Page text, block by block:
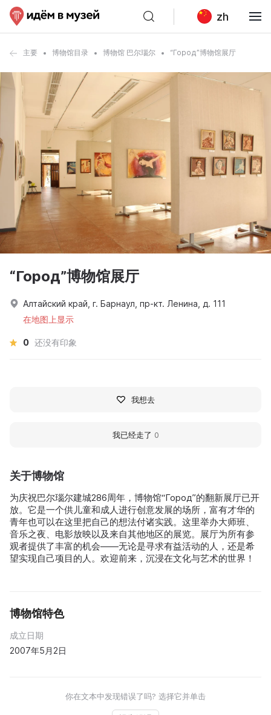
zh
主要 博物馆目录 博物馆 巴尔瑙尔 “Город”博物馆展厅
关于博物馆
为庆祝巴尔瑙尔建城286周年，博物馆“Город”的翻新展厅已开
放。它是一个供儿童和成人进行创意发展的场所，富有才华的
青年也可以在这里把自己的想法付诸实践。这里举办大师班、
音乐之夜、电影放映以及来自其他地区的展览。展厅为所有参
观者提供了丰富的机会——无论是寻求有益活动的人，还是希
望实现自己项目的人。欢迎前来，沉浸在文化与艺术的世界！
博物馆特色
成立日期
2007年5月2日
你在文本中发现错误了吗? 选择它并单击
“Город”博物馆展厅
Алтайский край, г. Барнаул, пр-кт. Ленина, д. 111
在地图上显示
0 还没有印象
我想去
我已经走了 0